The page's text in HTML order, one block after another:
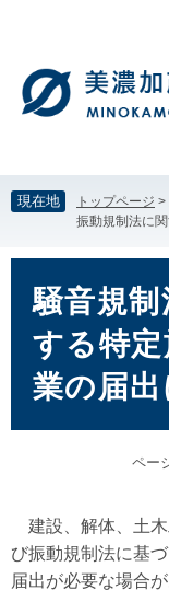
す。
し
て
本
へ
現在地 トップページ >
振動規制法に
騒音規制
する特
業の届
ペー
建設、解体、土木
び振動規制法に基
届出が必要な場合が